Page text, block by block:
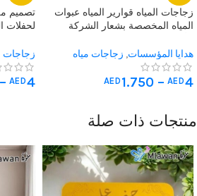
زجاجات المياه قوارير المياه عبوات
المياه المخصصة بشعار الشركة
وجودة عالية
هدايا المؤسسات, زجاجات مياه
مخصصة,هدايا متنوعة
AED4
–
AED 1.750
تصميم
لحفلات
التخرج
AED4
–
منتجات ذات صلة